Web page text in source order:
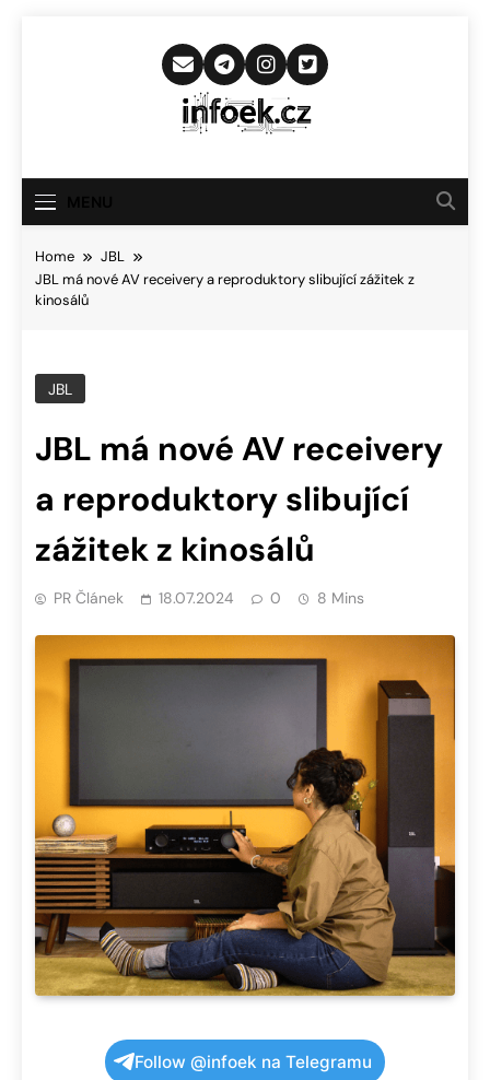
Infoek.cz
Novinkám
Home
JBL
JBL má nové AV receivery a reproduktory slibující zážitek z
kinosálů
JBL
JBL má nové AV receivery
a reproduktory slibující
zážitek z kinosálů
PR Článek 18.07.2024 0 8 Mins
Follow @infoek na Telegramu